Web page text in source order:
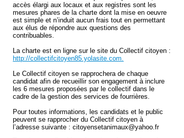
accès élargi aux locaux et aux registres sont les
mesures phares de la charte dont la mise en oeuvre
est simple et n’induit aucun frais tout en permettant
aux élus de répondre aux questions des
contribuables.
La charte est en ligne sur le site du Collectif citoyen :
http://collectifcitoyen85.yolasite.com.
Le Collectif citoyen se rapprochera de chaque
candidat afin de recueillir son engagement à inclure
les 6 mesures proposées par le collectif dans le
cadre de la gestion des services de fourrières.
Pour toutes informations, les candidats et le public
peuvent se rapprocher du Collectif citoyen à
l’adresse suivante : citoyensetanimaux@yahoo.fr